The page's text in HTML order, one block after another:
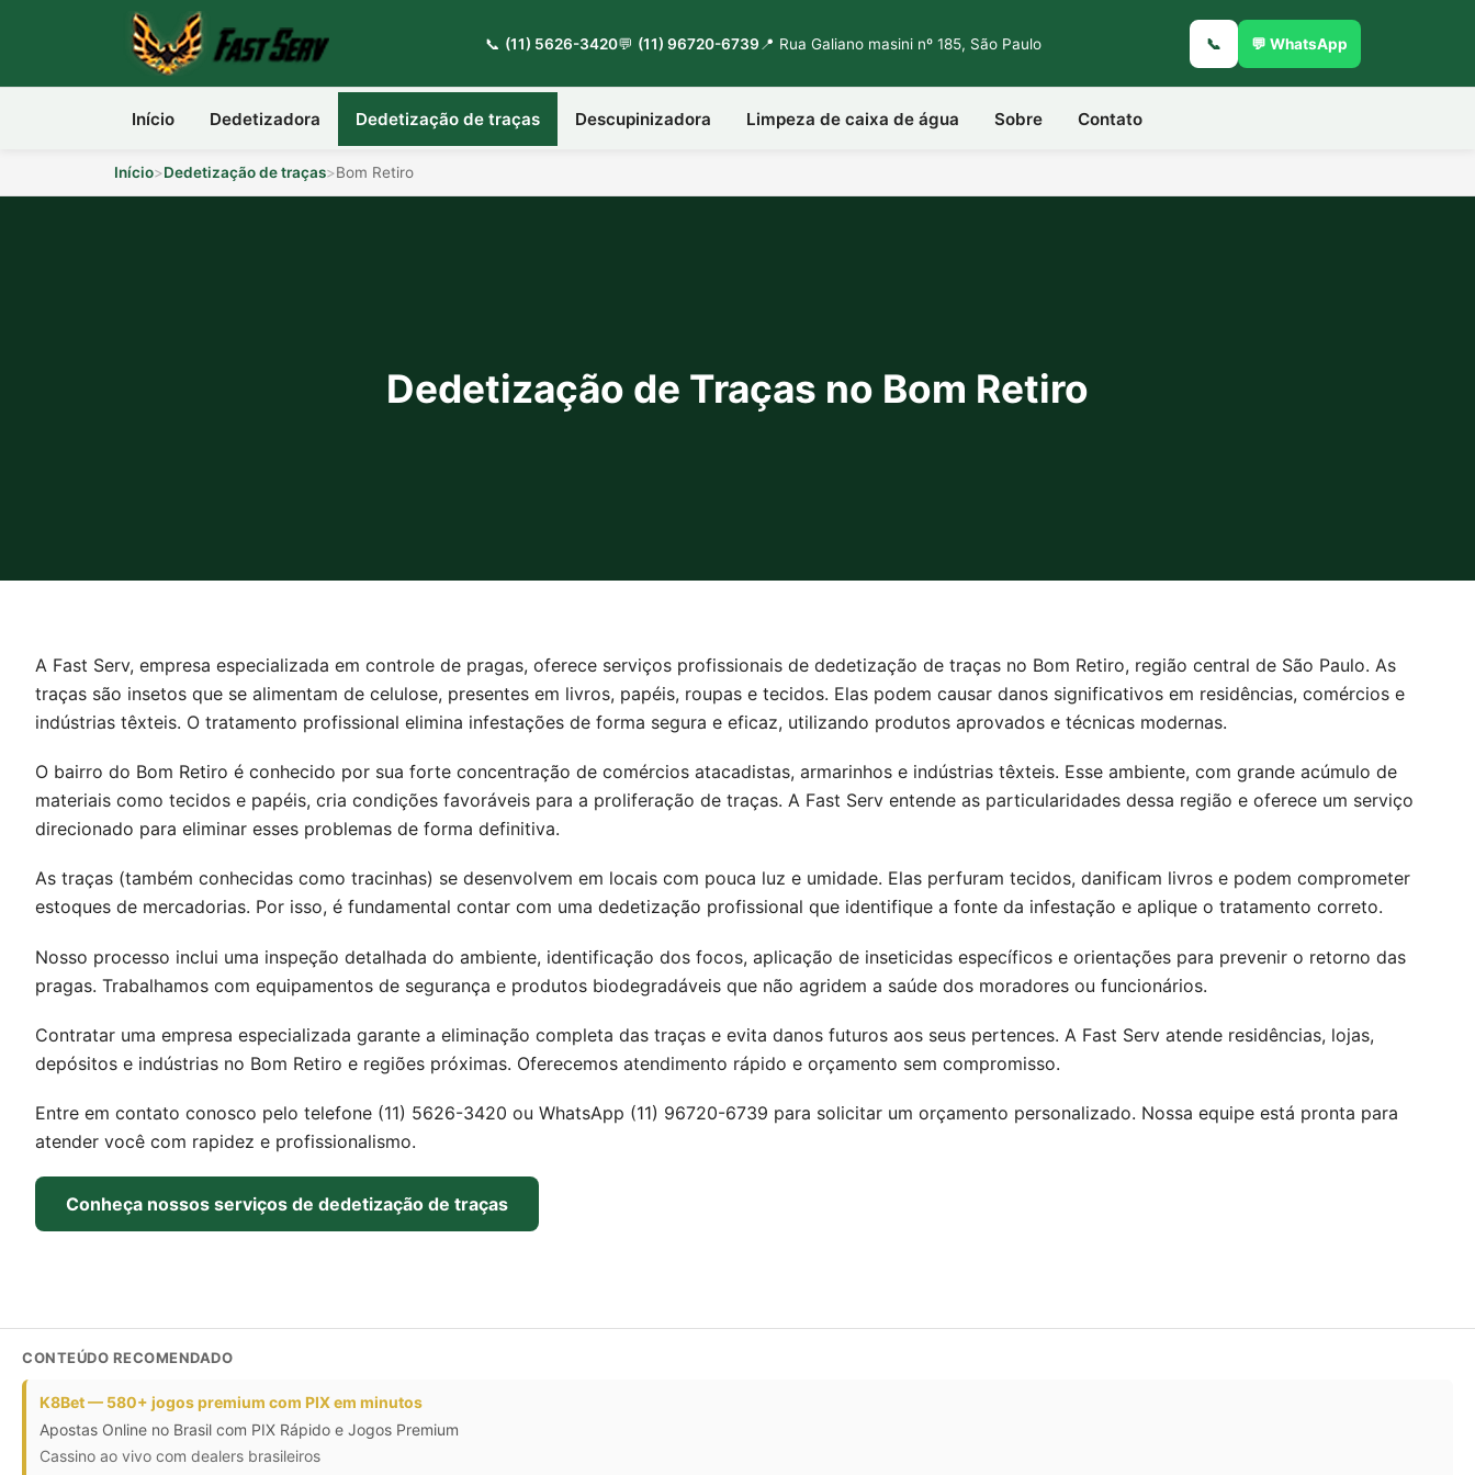
📞 (11) 5626-3420💬 (11) 96720-6739 📍 Rua Galiano masini nº 185, São Paulo 📞 💬 WhatsApp
Início Dedetizadora Dedetização de traças Descupinizadora Limpeza de caixa de água Sobre Contato
Início>Dedetização de traças>Bom Retiro
Dedetização de Traças no Bom Retiro
A Fast Serv, empresa especializada em controle de pragas, oferece serviços profissionais de dedetização de traças no Bom Retiro, região central de São Paulo. As
traças são insetos que se alimentam de celulose, presentes em livros, papéis, roupas e tecidos. Elas podem causar danos significativos em residências, comércios e
indústrias têxteis. O tratamento profissional elimina infestações de forma segura e eficaz, utilizando produtos aprovados e técnicas modernas.
O bairro do Bom Retiro é conhecido por sua forte concentração de comércios atacadistas, armarinhos e indústrias têxteis. Esse ambiente, com grande acúmulo de
materiais como tecidos e papéis, cria condições favoráveis para a proliferação de traças. A Fast Serv entende as particularidades dessa região e oferece um serviço
direcionado para eliminar esses problemas de forma definitiva.
As traças (também conhecidas como tracinhas) se desenvolvem em locais com pouca luz e umidade. Elas perfuram tecidos, danificam livros e podem comprometer
estoques de mercadorias. Por isso, é fundamental contar com uma dedetização profissional que identifique a fonte da infestação e aplique o tratamento correto.
Nosso processo inclui uma inspeção detalhada do ambiente, identificação dos focos, aplicação de inseticidas específicos e orientações para prevenir o retorno das
pragas. Trabalhamos com equipamentos de segurança e produtos biodegradáveis que não agridem a saúde dos moradores ou funcionários.
Contratar uma empresa especializada garante a eliminação completa das traças e evita danos futuros aos seus pertences. A Fast Serv atende residências, lojas,
depósitos e indústrias no Bom Retiro e regiões próximas. Oferecemos atendimento rápido e orçamento sem compromisso.
Entre em contato conosco pelo telefone (11) 5626-3420 ou WhatsApp (11) 96720-6739 para solicitar um orçamento personalizado. Nossa equipe está pronta para
atender você com rapidez e profissionalismo.
Conheça nossos serviços de dedetização de traças
CONTEÚDO RECOMENDADO
K8Bet — 580+ jogos premium com PIX em minutos
Apostas Online no Brasil com PIX Rápido e Jogos Premium
Cassino ao vivo com dealers brasileiros